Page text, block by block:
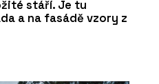
stáří. Je tu
a na fasádě vzory z